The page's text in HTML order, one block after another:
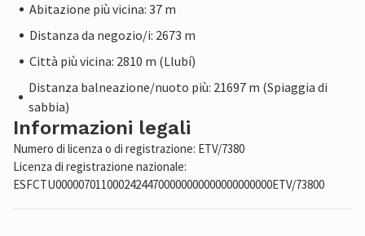
Abitazione più vicina: 37 m
Distanza da negozio/i: 2673 m
Città più vicina: 2810 m (Llubí)
Distanza balneazione/nuoto più: 21697 m (Spiaggia di
sabbia)
Informazioni legali
Numero di licenza o di registrazione: ETV/7380
Licenza di registrazione nazionale:
ESFCTU00000701100024244700000000000000000000ETV/73800